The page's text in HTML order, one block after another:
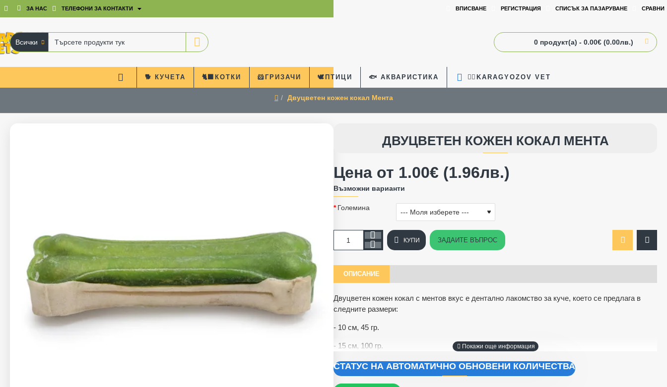
ЗА НАС ТЕЛЕФОНИ ЗА КОНТАКТИ ВПИСВАНЕ РЕГИСТРАЦИЯ СПИСЪК ЗА ПАЗАРУВАНЕ СРАВНИ
Всички
Търсете
продукти
тук
0 продукт(а) - 0.00€ (0.00лв.)
🐕 КУЧЕТА 🐈‍⬛КОТКИ 🐹ГРИЗАЧИ 🕊️ПТИЦИ 🐟 АКВАРИСТИКА 🧑‍⚕️KARAGYOZOV VET
Двуцветен кожен кокал Мента
ДВУЦВЕТЕН КОЖЕН КОКАЛ МЕНТА
ОПИСАНИЕ
Двуцветен кожен кокал с ментов вкус е дентално лакомство за куче, което се предлага в
следните размери:
- 10 см, 45 гр.
- 15 см, 100 гр.
СТАТУС НА АВТОМАТИЧНО ОБНОВЕНИ КОЛИЧЕСТВА
Цена от 1.00€ (1.96лв.)
Възможни варианти
Големина
КУПИ ЗАДАЙТЕ ВЪПРОС